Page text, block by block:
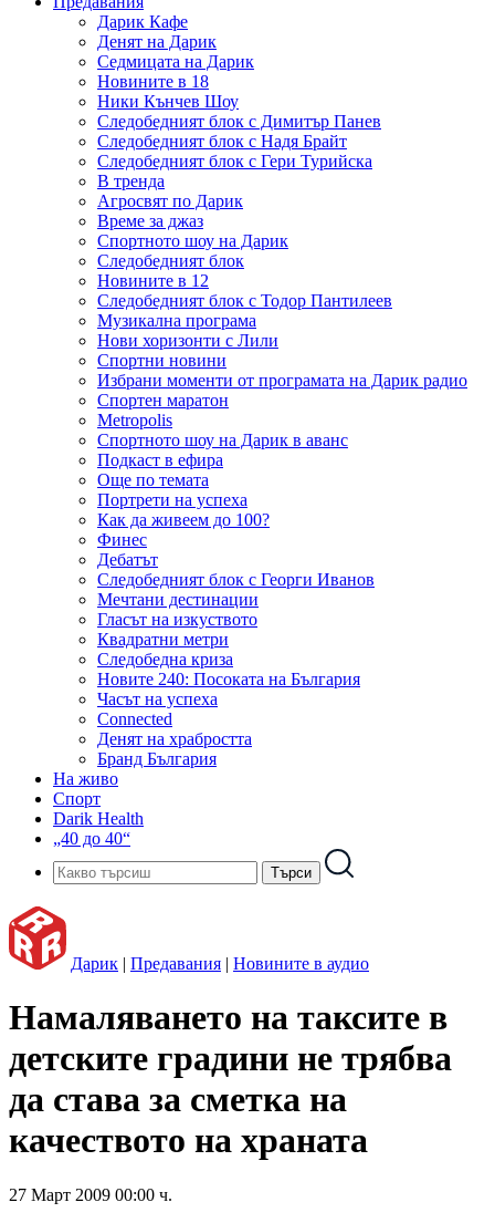
Дарик Кафе
Денят на Дарик
Седмицата на Дарик
Новините в 18
Ники Кънчев Шоу
Следобедният блок с Димитър Панев
Следобедният блок с Надя Брайт
Следобедният блок с Гери Турийска
В тренда
Агросвят по Дарик
Време за джаз
Спортното шоу на Дарик
Следобедният блок
Новините в 12
Следобедният блок с Тодор Пантилеев
Музикална програма
Нови хоризонти с Лили
Спортни новини
Избрани моменти от програмата на Дарик радио
Спортен маратон
Metropolis
Спортното шоу на Дарик в аванс
Подкаст в ефира
Още по темата
Портрети на успеха
Как да живеем до 100?
Финес
Дебатът
Следобедният блок с Георги Иванов
Мечтани дестинации
Гласът на изкуството
Квадратни метри
Следобедна криза
Новите 240: Посоката на България
Часът на успеха
Connected
Денят на храбростта
Бранд България
На живо
Спорт
Darik Health
„40 до 40“
Дарик | Предавания | Новините в аудио
Намаляването на таксите в
детските градини не трябва
да става за сметка на
качеството на храната
27 Март 2009 00:00 ч.